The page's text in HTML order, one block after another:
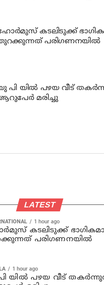
കടലിടുക്ക്
പരിഗണനയില്‍
പി യില്‍ പഴയ വീട്
മരിച്ചു
LATEST
1 hour ago
കടലിടുക്ക്
പരിഗണനയില്‍
1 hour ago
യില്‍ പഴയ വീട്